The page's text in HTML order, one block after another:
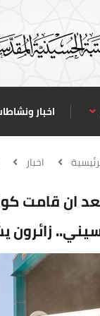
اخبار
اخبار
ان قامت